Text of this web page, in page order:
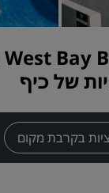
של כיף
בקרבת מקום